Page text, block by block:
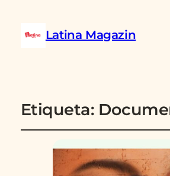
Latina Magazin
Etiqueta: